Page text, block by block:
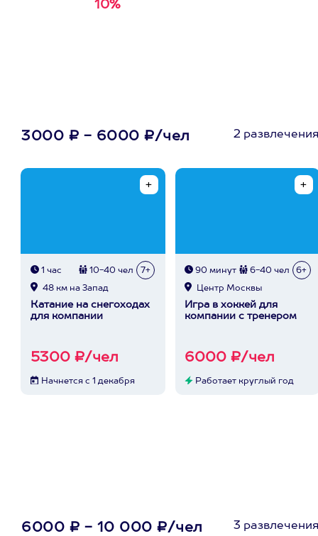
10%
3000 ₽ - 6000 ₽/чел 2
1 час 10-40 чел 7+
48 км на Запад
Катание на снегоходах
для компании
5300 ₽/чел
Начнется с 1 декабря
90 минут 6-40 чел 6+
Центр Москвы
Игра в хоккей для
компании с тренером
6000 ₽/чел
Работает круглый год
6000 ₽ - 10 000 ₽/чел 3